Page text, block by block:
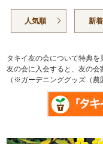
人気順 新
タキイ友の会について特典を
友の会に入会すると、友の会
（※ガーデニンググッズ（農